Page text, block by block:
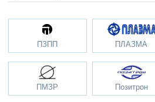
ПЗПП ПЛАЗМА
ПМЗР Позитрон